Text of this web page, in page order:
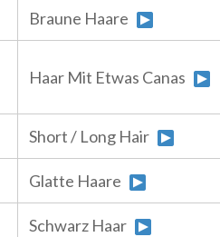
Braune Haare
Haar Mit Etwas Canas
Short / Long Hair
Glatte Haare
Schwarz Haar